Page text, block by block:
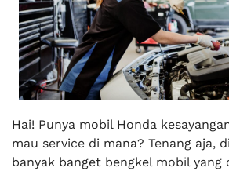
Hai! Punya mobil Honda
mau service di mana? Tenang aja,
banyak banget bengkel mobil yang